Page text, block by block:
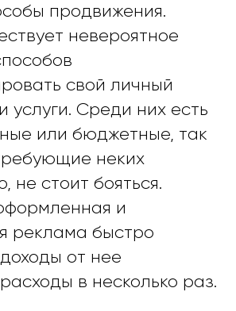
продвижения.
невероятное
свой личный
услуги. Среди них есть
или бюджетные, так
неких
не стоит бояться.
и
реклама быстро
от нее
в несколько раз.